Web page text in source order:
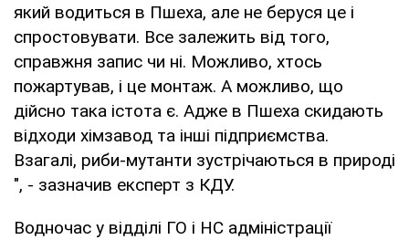
який водиться в Пшеха, але не беруся це і
спростовувати. Все залежить від того,
справжня запис чи ні. Можливо, хтось
пожартував, і це монтаж. А можливо, що
дійсно така істота є. Адже в Пшеха скидають
відходи хімзавод та інші підприємства.
Взагалі, риби-мутанти зустрічаються в природі
", - зазначив експерт з КДУ.
Водночас у відділі ГО і НС адміністрації